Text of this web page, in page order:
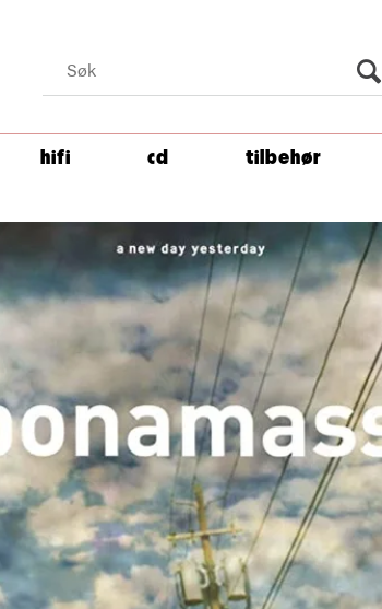
hifi cd tilbehør